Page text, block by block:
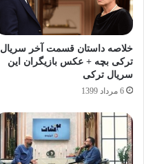
خلاصه داستان قسمت آخر سریال
ترکی بچه + عکس بازیگران این
سریال ترکی
6 مرداد 1399